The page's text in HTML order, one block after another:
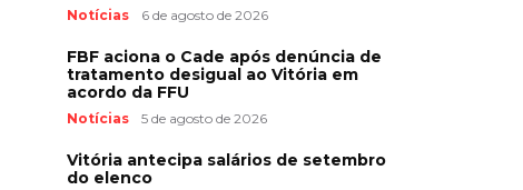
Notícias 6 de agosto de 2026
FBF aciona o Cade após denúncia de
tratamento desigual ao Vitória em
acordo da FFU
Notícias 5 de agosto de 2026
Vitória antecipa salários de setembro
do elenco